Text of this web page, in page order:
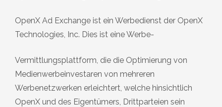
OpenX Ad Exchange ist ein Werbedienst der OpenX
Technologies, Inc. Dies ist eine Werbe-
Vermittlungsplattform, die die Optimierung von
Medienwerbeinvestaren von mehreren
Werbenetzwerken erleichtert, welche hinsichtlich
OpenX und des Eigentümers, Drittparteien sein